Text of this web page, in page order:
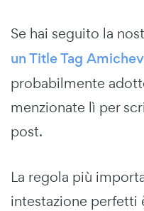
Se hai seguito la
un Title Tag
probabilmente
menzionate lì per
post.
La regola più
intestazione perfetti